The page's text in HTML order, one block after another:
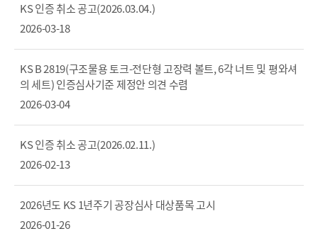
KS 인증 취소 공고(2026.03.04.)
2026-03-18
KS B 2819(구조물용 토크-전단형 고장력 볼트, 6각 너트 및 평와셔
의 세트) 인증심사기준 제정안 의견 수렴
2026-03-04
KS 인증 취소 공고(2026.02.11.)
2026-02-13
2026년도 KS 1년주기 공장심사 대상품목 고시
2026-01-26